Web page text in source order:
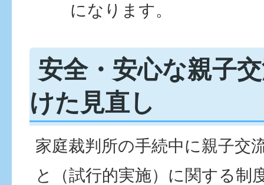
になります。
安全・安心な親子
けた見直し
家庭裁判所の手続中に親子交
と（試行的実施）に関する制